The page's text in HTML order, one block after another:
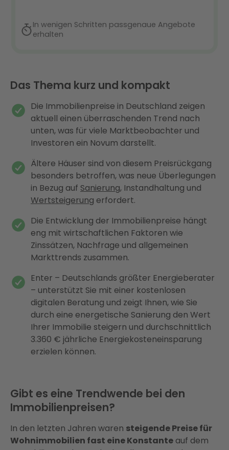
Das Thema kurz und kompakt
Die Immobilienpreise in Deutschland zeigen
aktuell einen überraschenden Trend nach
unten, was für viele Marktbeobachter und
Investoren ein Novum darstellt.
Ältere Häuser sind von diesem Preisrückgang
besonders betroffen, was neue Überlegungen
in Bezug auf Sanierung, Instandhaltung und
Wertsteigerung erfordert.
Die Entwicklung der Immobilienpreise hängt
eng mit wirtschaftlichen Faktoren wie
Zinssätzen, Nachfrage und allgemeinen
Markttrends zusammen.
Enter – Deutschlands größter Energieberater
– unterstützt Sie mit einer kostenlosen
digitalen Beratung und zeigt Ihnen, wie Sie
durch eine energetische Sanierung den Wert
Ihrer Immobilie steigern und durchschnittlich
3.360 € jährliche Energiekosteneinsparung
erzielen können.
Gibt es eine Trendwende bei den
Immobilienpreisen?
In den letzten Jahren waren steigende Preise für
Wohnimmobilien fast eine Konstante auf dem